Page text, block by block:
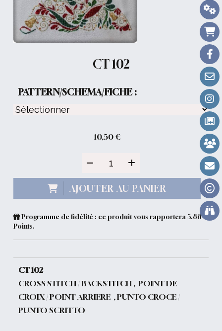
CT 102
PATTERN/SCHEMA/FICHE :
10,50 €
AJOUTER AU PANIER
Programme de fidélité : ce produit vous rapportera5.88
Points.
CT 102
CROSS STITCH / BACKSTITCH , POINT DE
CROIX / POINT ARRIERE , PUNTO CROCE /
PUNTO SCRITTO